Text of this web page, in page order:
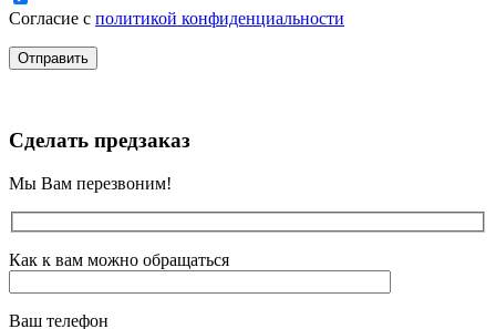
Согласие с политикой конфиденциальности
Сделать предзаказ
Мы Вам перезвоним!
Как к вам можно обращаться
Ваш телефон